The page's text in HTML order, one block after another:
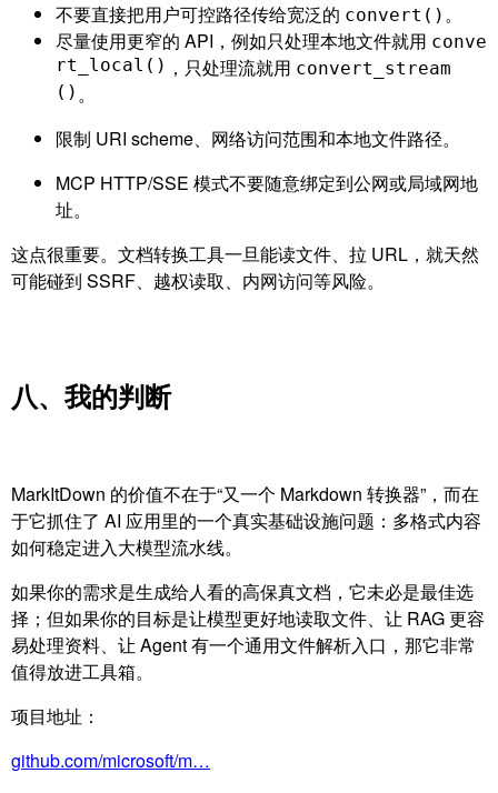
不要直接把用户可控路径传给宽泛的 convert() 。
尽量使用更窄的 API，例如只处理本地文件就用 conve
rt_local() ，只处理流就用 convert_stream
()。
限制 URI scheme、网络访问范围和本地文件路径。
MCP HTTP/SSE 模式不要随意绑定到公网或局域网地
址。
这点很重要。文档转换工具一旦能读文件、拉 URL，就天然
可能碰到 SSRF、越权读取、内网访问等风险。
八、我的判断
MarkItDown 的价值不在于“又一个 Markdown 转换器”，而在
于它抓住了 AI 应用里的一个真实基础设施问题：多格式内容
如何稳定进入大模型流水线。
如果你的需求是生成给人看的高保真文档，它未必是最佳选
择；但如果你的目标是让模型更好地读取文件、让 RAG 更容
易处理资料、让 Agent 有一个通用文件解析入口，那它非常
值得放进工具箱。
项目地址：
github.com/microsoft/m…